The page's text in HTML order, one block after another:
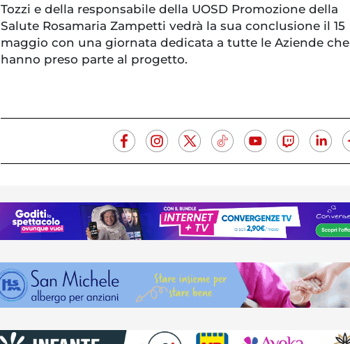
Tozzi e della responsabile della UOSD Promozione della
Salute Rosamaria Zampetti vedrà la sua conclusione il 15
maggio con una giornata dedicata a tutte le Aziende che
hanno preso parte al progetto.